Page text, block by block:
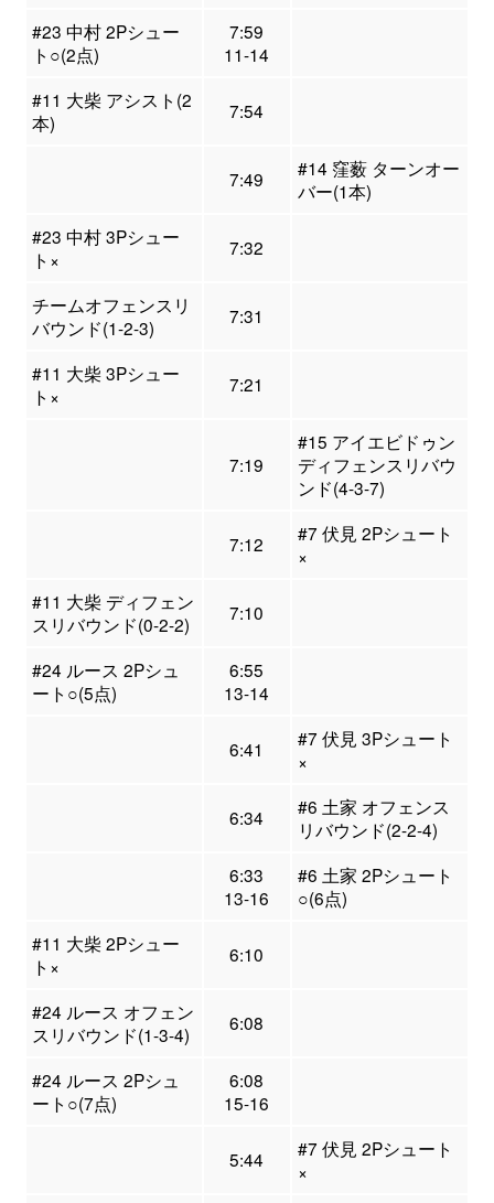
#23 中村 2Pシュー
ト○(2点)
7:59
11-14
#11 大柴 アシスト(2
本)
7:54
7:49
#14 窪薮 ターンオー
バー(1本)
#23 中村 3Pシュー
ト×
7:32
チームオフェンスリ
バウンド(1-2-3)
7:31
#11 大柴 3Pシュー
ト×
7:21
7:19
#15 アイエビドゥン
ディフェンスリバウ
ンド(4-3-7)
7:12
#7 伏見 2Pシュート
×
#11 大柴 ディフェン
スリバウンド(0-2-2)
7:10
#24 ルース 2Pシュ
ート○(5点)
6:55
13-14
6:41
#7 伏見 3Pシュート
×
6:34
#6 土家 オフェンス
リバウンド(2-2-4)
6:33
13-16
#6 土家 2Pシュート
○(6点)
#11 大柴 2Pシュー
ト×
6:10
#24 ルース オフェン
スリバウンド(1-3-4)
6:08
#24 ルース 2Pシュ
ート○(7点)
6:08
15-16
5:44
#7 伏見 2Pシュート
×